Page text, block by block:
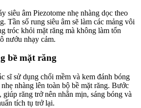
siêu âm Piezotome nhẹ nhàng dọc theo
Tần số rung siêu âm sẽ làm các mảng vôi
tróc khỏi mặt răng mà không làm tổn
nướu nhạy cảm.
bề mặt răng
sĩ sử dụng chổi mềm và kem đánh bóng
nhàng lên toàn bộ bề mặt răng. Bước
răng trở nên nhẵn mịn, sáng bóng và
tích tụ trở lại.